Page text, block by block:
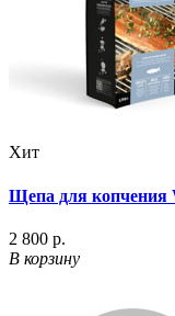
Хит
Щепа для копчения
2 800 р.
В корзину